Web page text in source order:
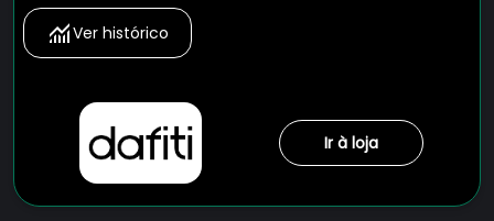
Ver histórico
Ir à loja